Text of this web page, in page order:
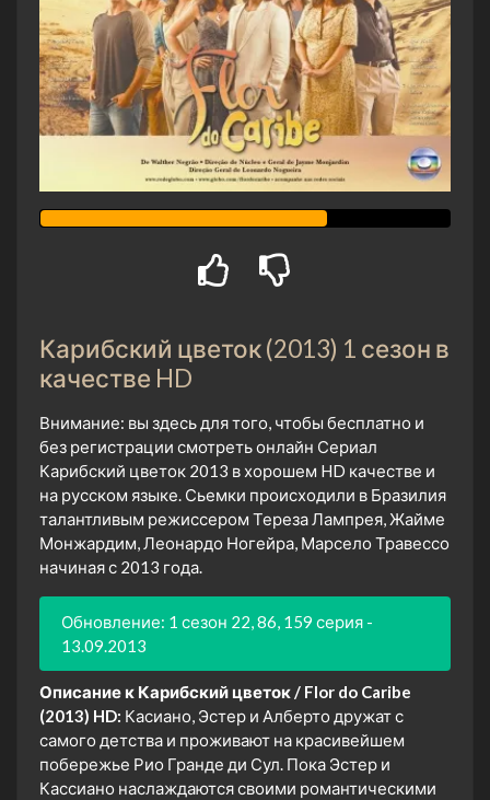
Карибский цветок (2013) 1 сезон в
качестве HD
Внимание: вы здесь для того, чтобы бесплатно и
без регистрации смотреть онлайн Сериал
Карибский цветок 2013 в хорошем HD качестве и
на русском языке. Сьемки происходили в Бразилия
талантливым режиссером Тереза Лампрея, Жайме
Монжардим, Леонардо Ногейра, Марсело Травессо
начиная с 2013 года.
Обновление: 1 сезон 22, 86, 159 серия -
13.09.2013
Описание к Карибский цветок / Flor do Caribe
(2013) HD: Касиано, Эстер и Алберто дружат с
самого детства и проживают на красивейшем
побережье Рио Гранде ди Сул. Пока Эстер и
Кассиано наслаждаются своими романтическими